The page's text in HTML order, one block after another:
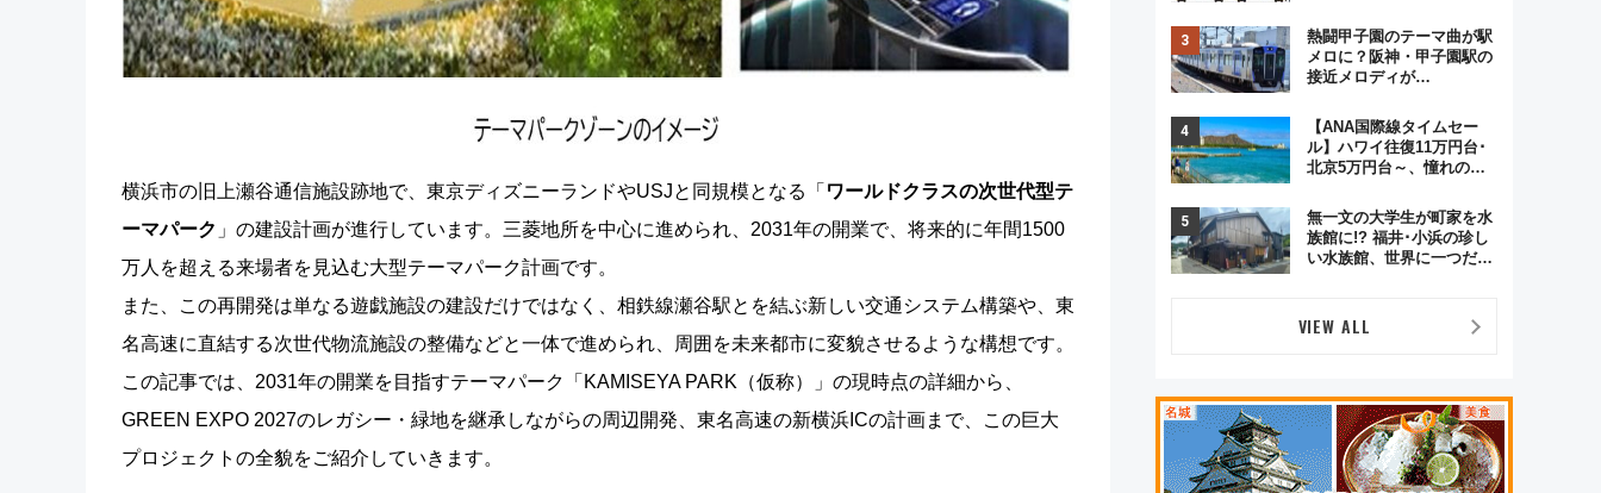
横浜市の旧上瀬谷通信施設跡地で、東京ディズニーランドやUSJと同規模となる「 ワールドクラスの次世代型テ
ーマパーク 」の建設計画が進行しています。三菱地所を中心に進められ、2031年の開業で、将来的に年間1500
万人を超える来場者を見込む大型テーマパーク計画です。
また、この再開発は単なる遊戯施設の建設だけではなく、相鉄線瀬谷駅とを結ぶ新しい交通システム構築や、東
名高速に直結する次世代物流施設の整備などと一体で進められ、周囲を未来都市に変貌させるような構想です。
この記事では、2031年の開業を目指すテーマパーク「KAMISEYA PARK（仮称）」の現時点の詳細から、
GREEN EXPO 2027のレガシー・緑地を継承しながらの周辺開発、東名高速の新横浜ICの計画まで、この巨大
プロジェクトの全貌をご紹介していきます。
この夏は直通列車で横浜
へ！
熱闘甲子園のテーマ曲が駅
メロに？阪神・甲子園駅の
接近メロディが
実アレンジの特別仕様へ、
8月5日始発から
【ANA国際線タイムセー
ル】ハワイ往復11万円台･
北京5万円台～、憧れのビ
GW旅行まで狙える激アツ
路線まとめ（8/10まで）
無一文の大学生が町家を水
族館に!? 福井･小浜の珍し
い水族館、世界に一つだけ
第2弾
VIEW ALL